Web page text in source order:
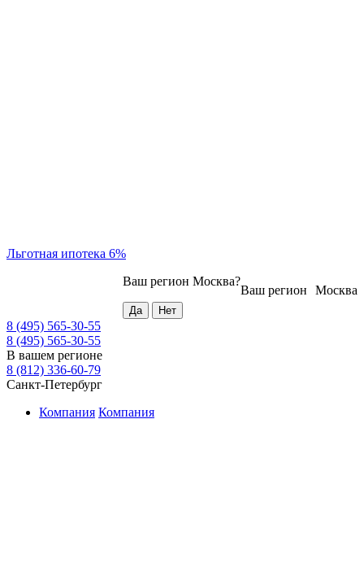
Льготная ипотека 6%
Москва
Ваш регион
Ваш регион Москва?
8 (495) 565-30-55
8 (495) 565-30-55
В вашем регионе
8 (812) 336-60-79
Санкт-Петербург
Компания Компания